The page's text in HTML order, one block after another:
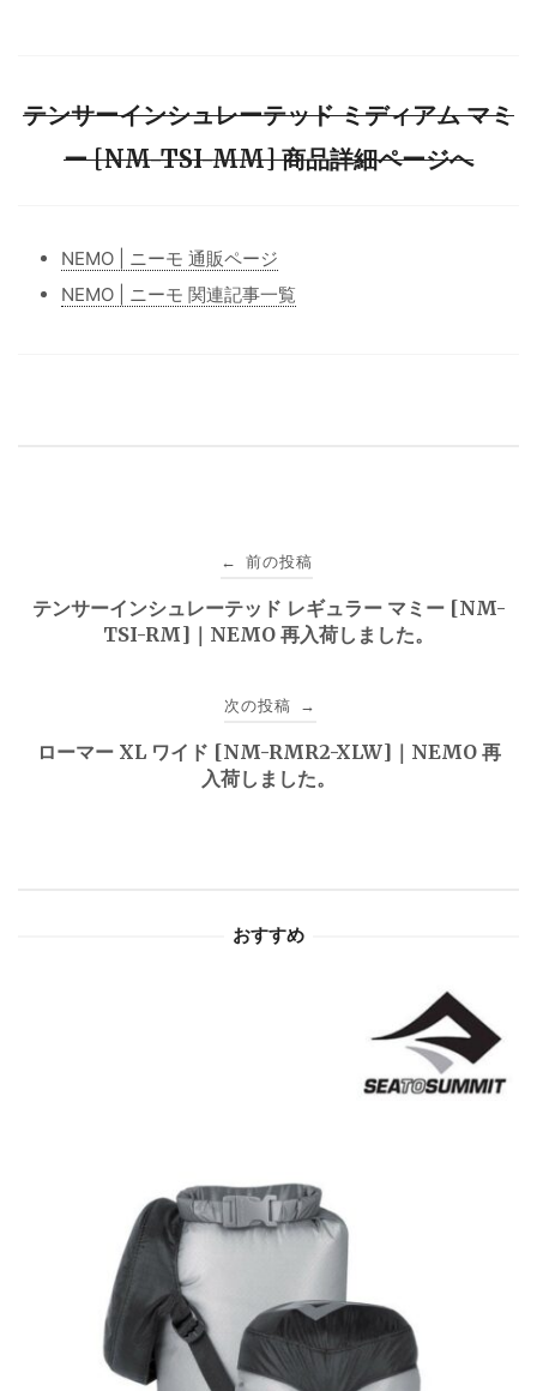
テンサーインシュレーテッド ミディアム マミ
ー [NM-TSI-MM] 商品詳細ページへ
NEMO | ニーモ 通販ページ
NEMO | ニーモ 関連記事一覧
稿
ゲ
← 前の投稿
テンサーインシュレーテッド レギュラー マミー [NM-
TSI-RM]｜NEMO 再入荷しました。
次の投稿 →
ローマー XL ワイド [NM-RMR2-XLW]｜NEMO 再
入荷しました。
おすすめ